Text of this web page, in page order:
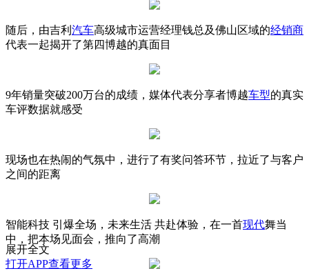
随后，由吉利 汽车高级城市运营经理钱总及佛山区域的经销商
代表一起揭开了第四博越的真面目
9年销量突破200万台的成绩，媒体代表分享者博越车型的真实
车评数据就感受
现场也在热闹的气氛中，进行了有奖问答环节，拉近了与客户
之间的距离
智能科技 引爆全场，未来生活 共赴体验，在一首现代舞当
中，把本场见面会，推向了高潮
展开全文
打开APP查看更多